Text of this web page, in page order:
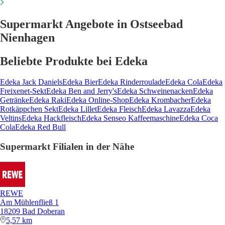
Supermarkt Angebote in Ostseebad
Nienhagen
Beliebte Produkte bei Edeka
Edeka Jack DanielsEdeka BierEdeka RinderrouladeEdeka ColaEdeka
Freixenet-SektEdeka Ben and Jerry'sEdeka SchweinenackenEdeka
GetränkeEdeka RakiEdeka Online-ShopEdeka KrombacherEdeka
Rotkäppchen SektEdeka LilletEdeka FleischEdeka LavazzaEdeka
VeltinsEdeka HackfleischEdeka Senseo KaffeemaschineEdeka Coca
ColaEdeka Red Bull
Supermarkt Filialen in der Nähe
REWE
Am Mühlenfließ 1
18209 Bad Doberan
5,57 km